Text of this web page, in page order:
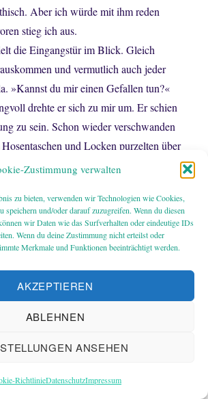
Zustimmung verwalten
zu bieten, verwenden wir Technologien wie Cookies,
speichern und/oder darauf zuzugreifen. Wenn du diesen
wir Daten wie das Surfverhalten oder eindeutige IDs
Wenn du deine Zustimmung nicht erteilst oder
Merkmale und Funktionen beeinträchtigt werden.
AKZEPTIEREN
ABLEHNEN
ANSEHEN
RichtlinieDatenschutzImpressum
Aber ich würde mit ihm reden
stieg ich aus.
die Eingangstür im Blick. Gleich
und vermutlich auch jeder
»Kannst du mir einen Gefallen tun?«
drehte er sich zu mir um. Er schien
zu sein. Schon wieder verschwanden
und Locken purzelten über
das absolute Gegenteil von mir. Er war
in sich, als würde sein Körper
weil er bis zum Anschlag damit
war eine einzige Verschwendung.
ich im Knast war«, bat ich
zauberte goldene Reflexe in Alain